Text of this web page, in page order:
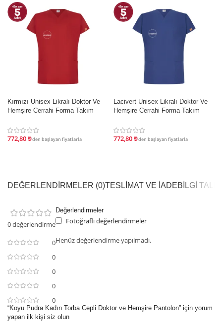
İNDIRIM
Kırmızı Unisex Likralı Doktor Ve
Hemşire Cerrahi Forma Takım
772,80₺'den başlayan fiyatlarla
İNDIRIM
Lacivert Unisex Likralı Doktor Ve
Hemşire Cerrahi Forma Takım
772,80₺'den başlayan fiyatlarla
DEĞERLENDIRMELER (0)TESLIMAT VE İADEBILGI
0 değerlendirme
0
0
0
0
0
Değerlendirmeler
Fotoğraflı değerlendirmeler
Henüz değerlendirme yapılmadı.
“Koyu Pudra Kadın Torba Cepli Doktor ve Hemşire Pantolon” için yorum
yapan ilk kişi siz olun